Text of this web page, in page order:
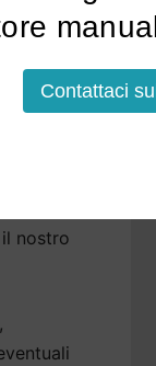
o sotto il
nostro
Contattaci